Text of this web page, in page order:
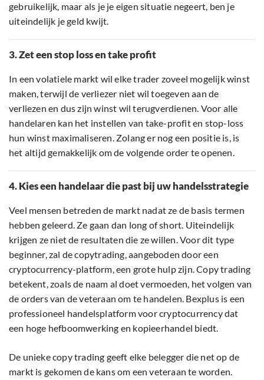
gebruikelijk, maar als je je eigen situatie negeert, ben je
uiteindelijk je geld kwijt.
3. Zet een stop loss en take profit
In een volatiele markt wil elke trader zoveel mogelijk winst
maken, terwijl de verliezer niet wil toegeven aan de
verliezen en dus zijn winst wil terugverdienen. Voor alle
handelaren kan het instellen van take-profit en stop-loss
hun winst maximaliseren. Zolang er nog een positie is, is
het altijd gemakkelijk om de volgende order te openen.
4. Kies een handelaar die past bij uw handelsstrategie
Veel mensen betreden de markt nadat ze de basis termen
hebben geleerd. Ze gaan dan long of short. Uiteindelijk
krijgen ze niet de resultaten die ze willen. Voor dit type
beginner, zal de copytrading, aangeboden door een
cryptocurrency-platform, een grote hulp zijn. Copy trading
betekent, zoals de naam al doet vermoeden, het volgen van
de orders van de veteraan om te handelen. Bexplus is een
professioneel handelsplatform voor cryptocurrency dat
een hoge hefboomwerking en kopieerhandel biedt.
De unieke copy trading geeft elke belegger die net op de
markt is gekomen de kans om een veteraan te worden.